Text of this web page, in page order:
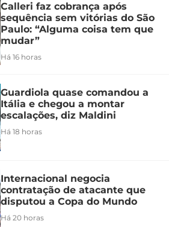
Calleri faz cobrança após
sequência sem vitórias do São
Paulo: “Alguma coisa tem que
mudar”
Há 16 horas
Guardiola quase comandou a
Itália e chegou a montar
escalações, diz Maldini
Há 18 horas
Internacional negocia
contratação de atacante que
disputou a Copa do Mundo
Há 20 horas